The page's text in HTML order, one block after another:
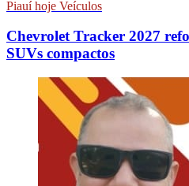
Piauí hoje Veículos
Chevrolet Tracker 2027
SUVs compactos